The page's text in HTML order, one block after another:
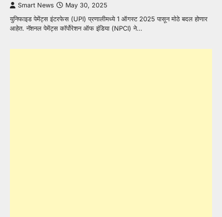
Smart News May 30, 2025
युनिफाइड पेमेंट्स इंटरफेस (UPI) प्रणालीमध्ये 1 ऑगस्ट 2025 पासून मोठे बदल होणार
आहेत. नॅशनल पेमेंट्स कॉर्पोरेशन ऑफ इंडिया (NPCI) ने…